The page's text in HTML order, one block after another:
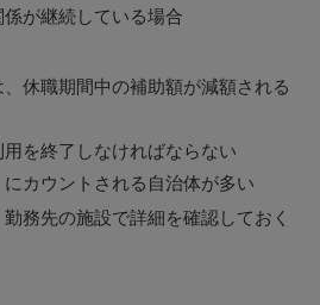
が継続している場合
休職期間中の補助額が減額される
を終了しなければならない
カウントされる自治体が多い
務先の施設で詳細を確認しておく